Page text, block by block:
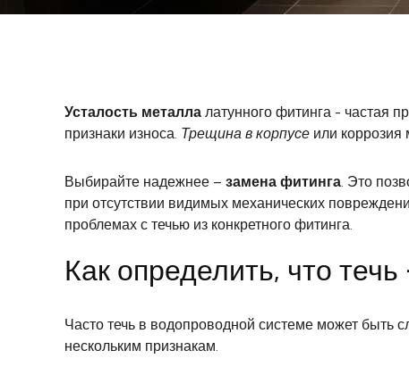
Усталость металла латунного фитинга - частая
признаки износа. Трещина в корпусе или коррозия
Выбирайте надежнее – замена фитинга. Это
при отсутствии видимых механических
проблемах с течью из конкретного фитинга.
Как определить, что
Часто течь в водопроводной системе может быть
нескольким признакам.